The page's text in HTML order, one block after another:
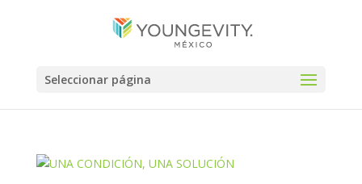
Seleccionar página